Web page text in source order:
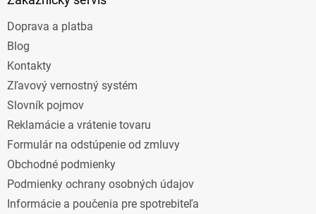
Doprava a platba
Blog
Kontakty
Zľavový vernostný systém
Slovník pojmov
Reklamácie a vrátenie tovaru
Formulár na odstúpenie od zmluvy
Obchodné podmienky
Podmienky ochrany osobných údajov
Informácie a poučenia pre spotrebiteľa